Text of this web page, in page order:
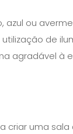
azul ou
de
agradável à
criar uma